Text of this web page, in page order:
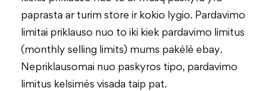
paprasta ar turim store ir kokio lygio. Pardavimo
limitai priklauso nuo to iki kiek pardavimo limitus
(monthly selling limits) mums pakėlė ebay.
Nepriklausomai nuo paskyros tipo, pardavimo
limitus kelsimės visada taip pat.